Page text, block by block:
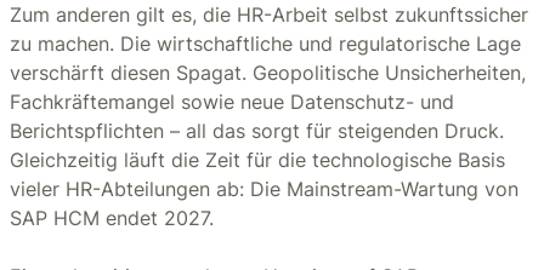
Zum anderen gilt es, die HR-Arbeit selbst zukunftssicher
zu machen. Die wirtschaftliche und regulatorische Lage
verschärft diesen Spagat. Geopolitische Unsicherheiten,
Fachkräftemangel sowie neue Datenschutz- und
Berichtspflichten – all das sorgt für steigenden Druck.
Gleichzeitig läuft die Zeit für die technologische Basis
vieler HR-Abteilungen ab: Die Mainstream-Wartung von
SAP HCM endet 2027.